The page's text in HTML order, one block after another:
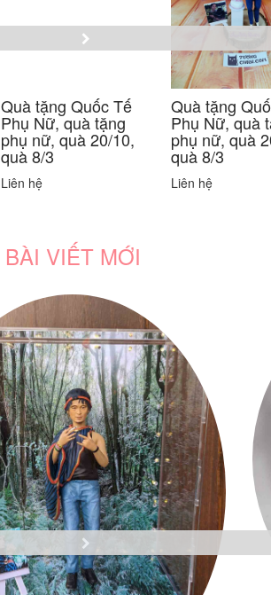
Quà tặng Quốc Tế
Phụ Nữ, quà tặng
phụ nữ, quà 20/10,
quà 8/3
Liên hệ
Quà tặng
Phụ Nữ, quà
phụ nữ, quà
quà 8/3
Liên hệ
BÀI VIẾT MỚI